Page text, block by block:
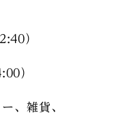
）
）
、雑貨、